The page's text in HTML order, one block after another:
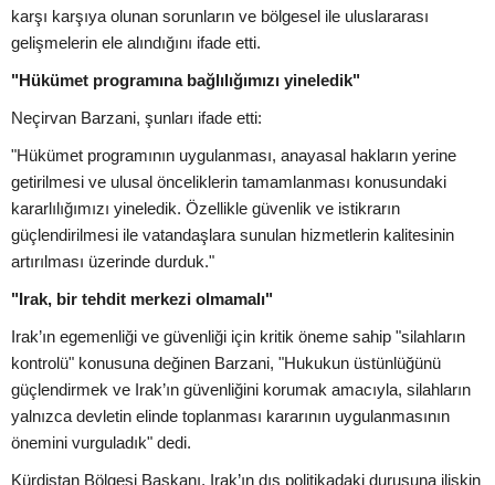
karşı karşıya olunan sorunların ve bölgesel ile uluslararası
gelişmelerin ele alındığını ifade etti.
"Hükümet programına bağlılığımızı yineledik"
Neçirvan Barzani, şunları ifade etti:
"Hükümet programının uygulanması, anayasal hakların yerine
getirilmesi ve ulusal önceliklerin tamamlanması konusundaki
kararlılığımızı yineledik. Özellikle güvenlik ve istikrarın
güçlendirilmesi ile vatandaşlara sunulan hizmetlerin kalitesinin
artırılması üzerinde durduk."
"Irak, bir tehdit merkezi olmamalı"
Irak’ın egemenliği ve güvenliği için kritik öneme sahip "silahların
kontrolü" konusuna değinen Barzani, "Hukukun üstünlüğünü
güçlendirmek ve Irak’ın güvenliğini korumak amacıyla, silahların
yalnızca devletin elinde toplanması kararının uygulanmasının
önemini vurguladık" dedi.
Kürdistan Bölgesi Başkanı, Irak’ın dış politikadaki duruşuna ilişkin